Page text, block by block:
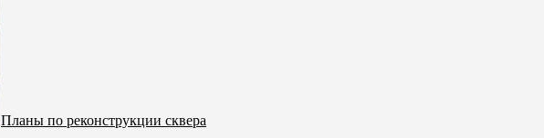
Планы по реконструкции сквера